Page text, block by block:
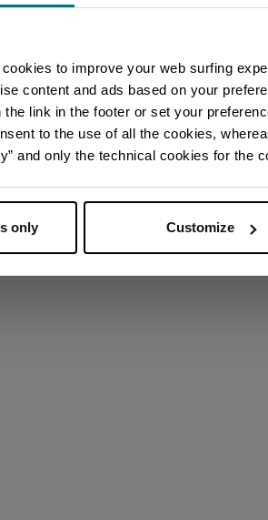
to improve your web surfing
content and ads based on your
link in the footer or set your
to the use of all the cookies,
and only the technical cookies for the
only Customize
Per rimanere
SCOPRI TUTTI GLI